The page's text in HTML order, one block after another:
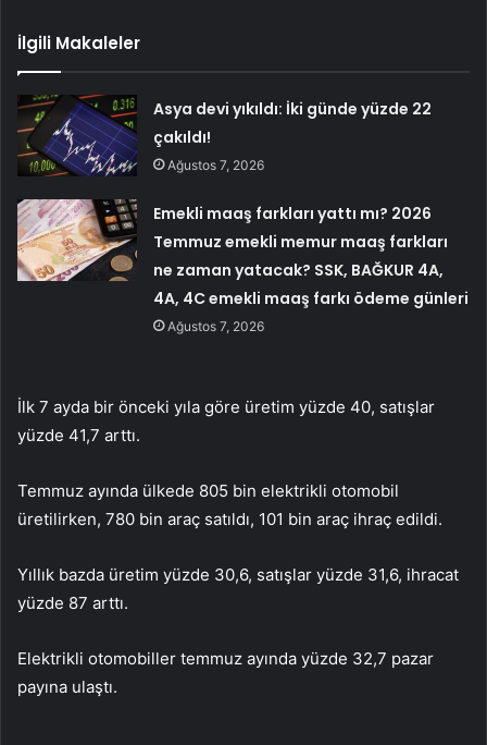
İlgili Makaleler
Asya devi yıkıldı: İki günde yüzde 22
çakıldı!
Ağustos 7, 2026
Emekli maaş farkları yattı mı? 2026
Temmuz emekli memur maaş farkları
ne zaman yatacak? SSK, BAĞKUR 4A,
4A, 4C emekli maaş farkı ödeme günleri
Ağustos 7, 2026
İlk 7 ayda bir önceki yıla göre üretim yüzde 40, satışlar
yüzde 41,7 arttı.
Temmuz ayında ülkede 805 bin elektrikli otomobil
üretilirken, 780 bin araç satıldı, 101 bin araç ihraç edildi.
Yıllık bazda üretim yüzde 30,6, satışlar yüzde 31,6, ihracat
yüzde 87 arttı.
Elektrikli otomobiller temmuz ayında yüzde 32,7 pazar
payına ulaştı.